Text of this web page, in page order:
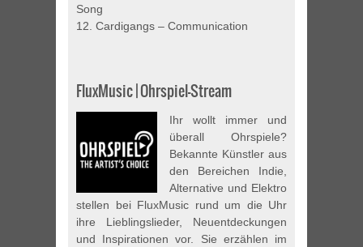
Song
12. Cardigangs – Communication
FluxMusic | Ohrspiel-Stream
Ihr wollt immer und
überall Ohrspiele?
Bekannte Künstler aus
den Bereichen Indie,
Alternative und Elektro
stellen bei FluxMusic rund um die Uhr
ihre Lieblingslieder, Neuentdeckungen
und Inspirationen vor. Sie erzählen im